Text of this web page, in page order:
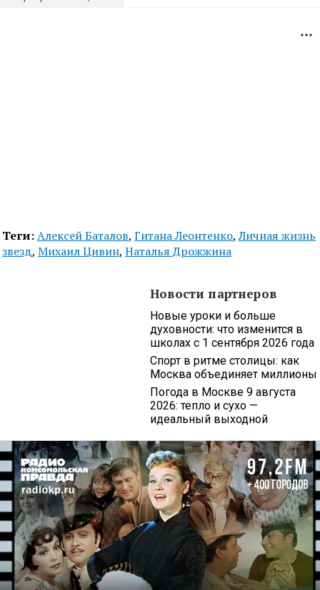
Теги:Алексей Баталов, Гитана Леонтенко,Личная жизнь
звезд, Михаил Цивин, Наталья Дрожжина
Новости партнеров
Новые уроки и больше
духовности: что изменится в
школах с 1 сентября 2026 года
Спорт в ритме столицы: как
Москва объединяет миллионы
Погода в Москве 9 августа
2026: тепло и сухо —
идеальный выходной